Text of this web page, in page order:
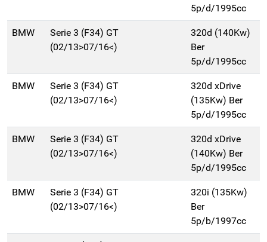
5p/d/1995cc
BMW
Serie 3 (F34) GT
(02/13>07/16<)
320d (140Kw)
Ber
5p/d/1995cc
BMW
Serie 3 (F34) GT
(02/13>07/16<)
320d xDrive
(135Kw) Ber
5p/d/1995cc
BMW
Serie 3 (F34) GT
(02/13>07/16<)
320d xDrive
(140Kw) Ber
5p/d/1995cc
BMW
Serie 3 (F34) GT
(02/13>07/16<)
320i (135Kw)
Ber
5p/b/1997cc